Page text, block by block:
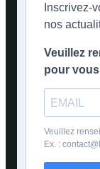
Inscrivez-
nos
Veuillez
pour
Veuillez
Ex. :